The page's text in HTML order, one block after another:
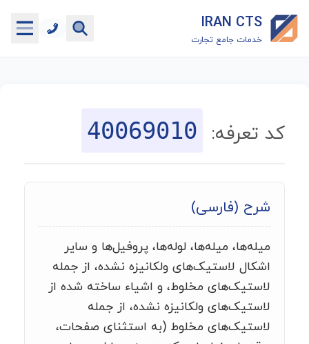
IRAN CTS
خدمات جامع تجارت
جستجوگر تعرفه گمرکی
ماشین حساب گمرکی
خدمات رایگان دیگر
کد تعرفه: 40069010
شرح (فارسی)
میله‌ها، ميله‌ها، لوله‌ها، پروفيل‌ها و ساير
اشکال لاستيک‌های ولکانيزه نشده، از جمله
لاستيک‌های مخلوط، و اشياء ساخته شده از
لاستيک‌های ولکانيزه نشده، از جمله
لاستيک‌های مخلوط (به استثنای صفحات،